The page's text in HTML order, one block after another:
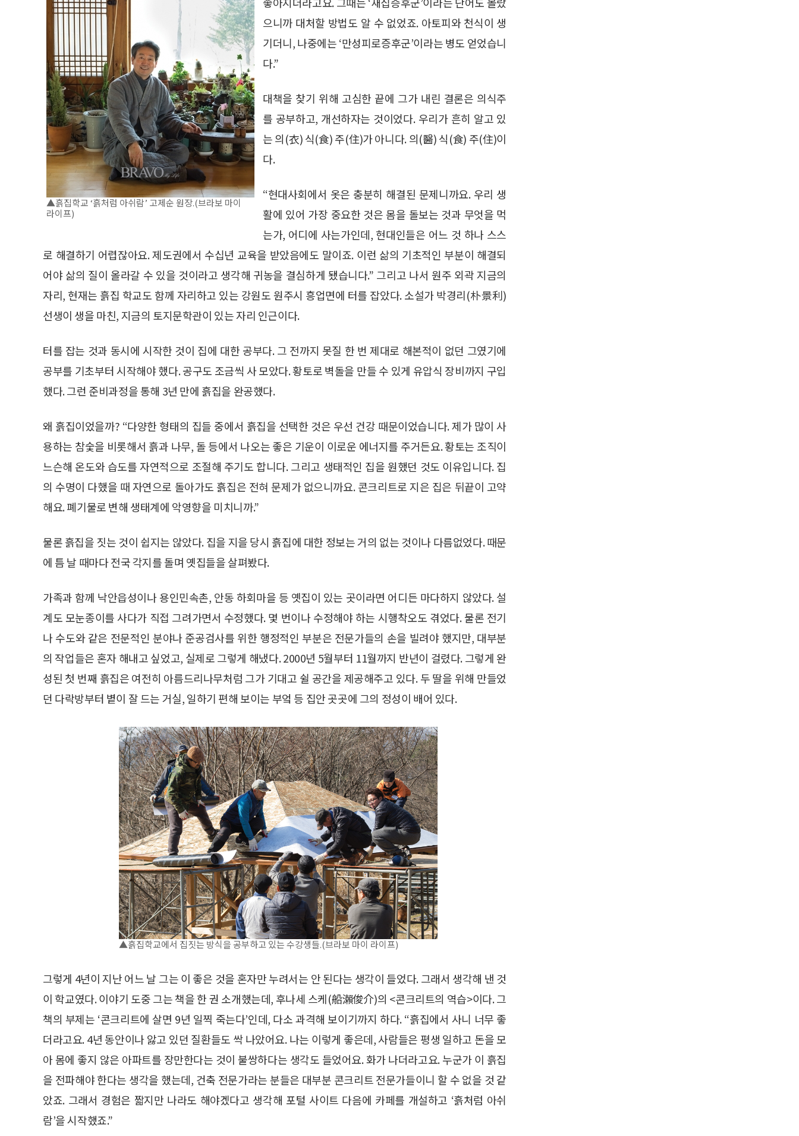
▲흙집학교 ‘흙처럼 아쉬람’ 고제순 원장.(브라보 마이
라이프)
으니까 대처할 방법도 알 수 없었죠. 아토피와 천식이 생
기더니, 나중에는 ‘만성피로증후군’이라는 병도 얻었습니
다.”
대책을 찾기 위해 고심한 끝에 그가 내린 결론은 의식주
를 공부하고, 개선하자는 것이었다. 우리가 흔히 알고 있
는 의(衣) 식(食) 주(住)가 아니다. 의(醫) 식(食) 주(住)이
다.
“현대사회에서 옷은 충분히 해결된 문제니까요. 우리 생
활에 있어 가장 중요한 것은 몸을 돌보는 것과 무엇을 먹
는가, 어디에 사는가인데, 현대인들은 어느 것 하나 스스
로 해결하기 어렵잖아요. 제도권에서 수십년 교육을 받았음에도 말이죠. 이런 삶의 기초적인 부분이 해결되
어야 삶의 질이 올라갈 수 있을 것이라고 생각해 귀농을 결심하게 됐습니다.” 그리고 나서 원주 외곽 지금의
자리, 현재는 흙집 학교도 함께 자리하고 있는 강원도 원주시 흥업면에 터를 잡았다. 소설가 박경리(朴景利)
선생이 생을 마친, 지금의 토지문학관이 있는 자리 인근이다.
터를 잡는 것과 동시에 시작한 것이 집에 대한 공부다. 그 전까지 못질 한 번 제대로 해본적이 없던 그였기에
공부를 기초부터 시작해야 했다. 공구도 조금씩 사 모았다. 황토로 벽돌을 만들 수 있게 유압식 장비까지 구입
했다. 그런 준비과정을 통해 3년 만에 흙집을 완공했다.
왜 흙집이었을까? “다양한 형태의 집들 중에서 흙집을 선택한 것은 우선 건강 때문이었습니다. 제가 많이 사
용하는 참숯을 비롯해서 흙과 나무, 돌 등에서 나오는 좋은 기운이 이로운 에너지를 주거든요. 황토는 조직이
느슨해 온도와 습도를 자연적으로 조절해 주기도 합니다. 그리고 생태적인 집을 원했던 것도 이유입니다. 집
의 수명이 다했을 때 자연으로 돌아가도 흙집은 전혀 문제가 없으니까요. 콘크리트로 지은 집은 뒤끝이 고약
해요. 폐기물로 변해 생태계에 악영향을 미치니까.”
물론 흙집을 짓는 것이 쉽지는 않았다. 집을 지을 당시 흙집에 대한 정보는 거의 없는 것이나 다름없었다. 때문
에 틈 날 때마다 전국 각지를 돌며 옛집들을 살펴봤다.
가족과 함께 낙안읍성이나 용인민속촌, 안동 하회마을 등 옛집이 있는 곳이라면 어디든 마다하지 않았다. 설
계도 모눈종이를 사다가 직접 그려가면서 수정했다. 몇 번이나 수정해야 하는 시행착오도 겪었다. 물론 전기
나 수도와 같은 전문적인 분야나 준공검사를 위한 행정적인 부분은 전문가들의 손을 빌려야 했지만, 대부분
의 작업들은 혼자 해내고 싶었고, 실제로 그렇게 해냈다. 2000년 5월부터 11월까지 반년이 걸렸다. 그렇게 완
성된 첫 번째 흙집은 여전히 아름드리나무처럼 그가 기대고 쉴 공간을 제공해주고 있다. 두 딸을 위해 만들었
던 다락방부터 볕이 잘 드는 거실, 일하기 편해 보이는 부엌 등 집안 곳곳에 그의 정성이 배어 있다.
▲흙집학교에서 집짓는 방식을 공부하고 있는 수강생들.(브라보 마이 라이프)
그렇게 4년이 지난 어느 날 그는 이 좋은 것을 혼자만 누려서는 안 된다는 생각이 들었다. 그래서 생각해 낸 것
이 학교였다. 이야기 도중 그는 책을 한 권 소개했는데, 후나세 스케(船瀨俊介)의 <콘크리트의 역습>이다. 그
책의 부제는 ‘콘크리트에 살면 9년 일찍 죽는다’인데, 다소 과격해 보이기까지 하다. “흙집에서 사니 너무 좋
더라고요. 4년 동안이나 앓고 있던 질환들도 싹 나았어요. 나는 이렇게 좋은데, 사람들은 평생 일하고 돈을 모
아 몸에 좋지 않은 아파트를 장만한다는 것이 불쌍하다는 생각도 들었어요. 화가 나더라고요. 누군가 이 흙집
을 전파해야 한다는 생각을 했는데, 건축 전문가라는 분들은 대부분 콘크리트 전문가들이니 할 수 없을 것 같
았죠. 그래서 경험은 짧지만 나라도 해야겠다고 생각해 포털 사이트 다음에 카페를 개설하고 ‘흙처럼 아쉬
람’을 시작했죠.”